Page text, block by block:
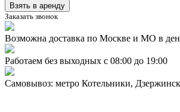
Взять в аренду
Заказать звонок
Возможна доставка по Москве и МО в
Работаем без выходных с 08:00 до 19:00
Самовывоз: метро Котельники,